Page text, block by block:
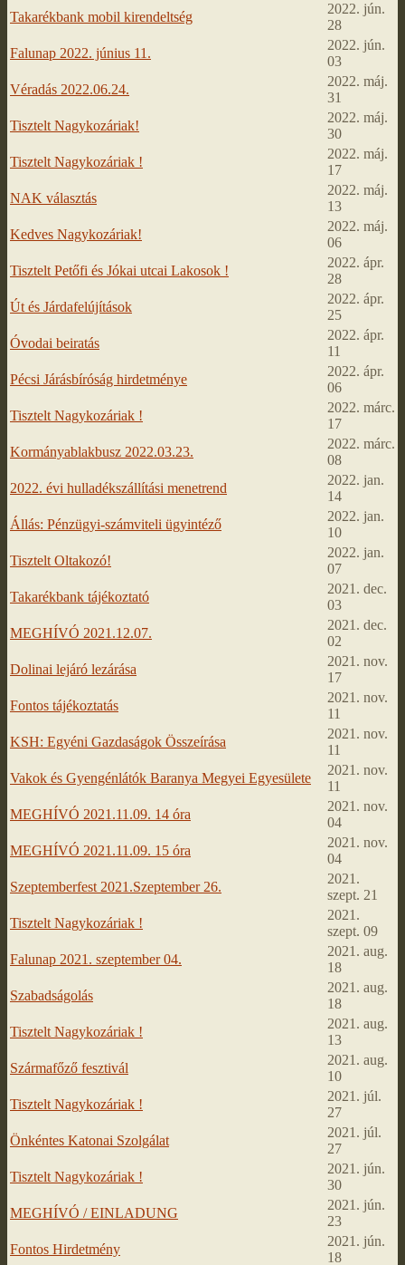
Takarékbank mobil kirendeltség
2022. jún.
28
Falunap 2022. június 11.
2022. jún.
03
Véradás 2022.06.24.
2022. máj.
31
Tisztelt Nagykozáriak!
2022. máj.
30
Tisztelt Nagykozáriak !
2022. máj.
17
NAK választás
2022. máj.
13
Kedves Nagykozáriak!
2022. máj.
06
Tisztelt Petőfi és Jókai utcai Lakosok !
2022. ápr.
28
Út és Járdafelújítások
2022. ápr.
25
Óvodai beiratás
2022. ápr.
11
Pécsi Járásbíróság hirdetménye
2022. ápr.
06
Tisztelt Nagykozáriak !
2022. márc.
17
Kormányablakbusz 2022.03.23.
2022. márc.
08
2022. évi hulladékszállítási menetrend
2022. jan.
14
Állás: Pénzügyi-számviteli ügyintéző
2022. jan.
10
Tisztelt Oltakozó!
2022. jan.
07
Takarékbank tájékoztató
2021. dec.
03
MEGHÍVÓ 2021.12.07.
2021. dec.
02
Dolinai lejáró lezárása
2021. nov.
17
Fontos tájékoztatás
2021. nov.
11
KSH: Egyéni Gazdaságok Összeírása
2021. nov.
11
Vakok és Gyengénlátók Baranya Megyei Egyesülete
2021. nov.
11
MEGHÍVÓ 2021.11.09. 14 óra
2021. nov.
04
MEGHÍVÓ 2021.11.09. 15 óra
2021. nov.
04
Szeptemberfest 2021.Szeptember 26.
2021.
szept. 21
Tisztelt Nagykozáriak !
2021.
szept. 09
Falunap 2021. szeptember 04.
2021. aug.
18
Szabadságolás
2021. aug.
18
Tisztelt Nagykozáriak !
2021. aug.
13
Szármafőző fesztivál
2021. aug.
10
Tisztelt Nagykozáriak !
2021. júl.
27
Önkéntes Katonai Szolgálat
2021. júl.
27
Tisztelt Nagykozáriak !
2021. jún.
30
MEGHÍVÓ / EINLADUNG
2021. jún.
23
Fontos Hirdetmény
2021. jún.
18